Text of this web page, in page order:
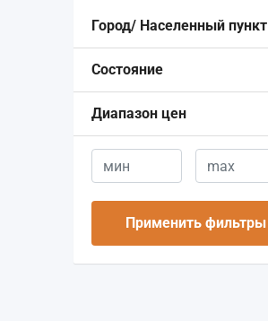
Город/ Населенный пункт
Состояние
Диапазон цен
Применить фильтры